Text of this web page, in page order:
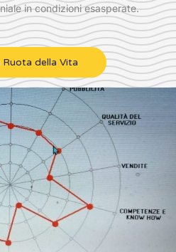
in condizioni esasperate.
Ruota della Vita